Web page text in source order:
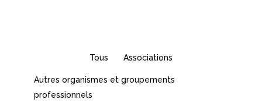
Tous Associations
Autres organismes et groupements
professionnels